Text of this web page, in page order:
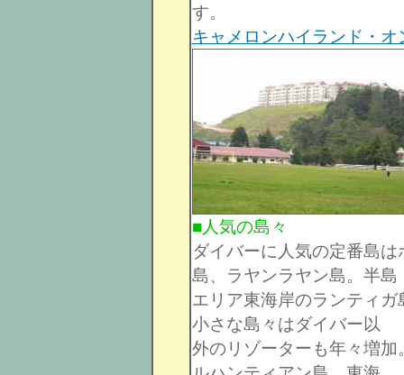
す。
キャメロンハイランド・オ
■人気の島々
ダイバーに人気の定番島
島、ラヤンラヤン島。半島
エリア東海岸のランティ
小さな島々はダイバー以
外のリゾーターも年々増